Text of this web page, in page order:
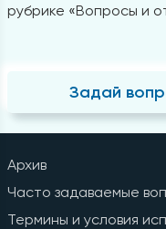
рубрике «Вопросы и
Задай
Архив
Часто задаваемые
Термины и условия